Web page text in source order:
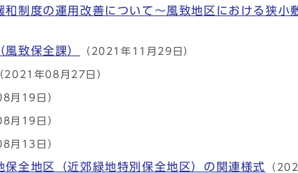
制度の運用改善について～風致地区における狭小
致保全課）
（2021年11月29日）
2021年08月27日）
月19日）
月19日）
月13日）
全地区（近郊緑地特別保全地区）の関連様式 （